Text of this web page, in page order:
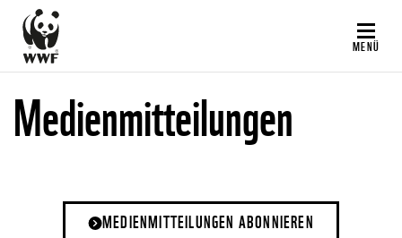
Direkt
zum
Inhalt
MENÜ
Medienmitteilungen
MEDIENMITTEILUNGEN ABONNIEREN